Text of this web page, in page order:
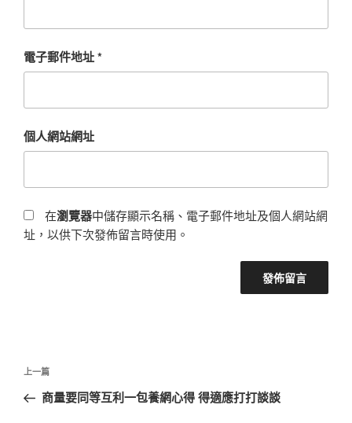
電子郵件地址*
個人網站網址
在瀏覽器中儲存顯示名稱、電子郵件地址及個人網站網
址，以供下次發佈留言時使用。
文
導
上
一
上一篇
商量要同等互利一包養網心得 得適應打打談談